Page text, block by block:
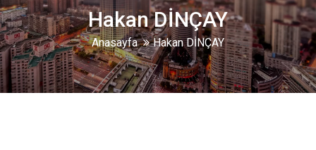
Hakan DİNÇAY
Anasayfa Hakan DİNÇAY